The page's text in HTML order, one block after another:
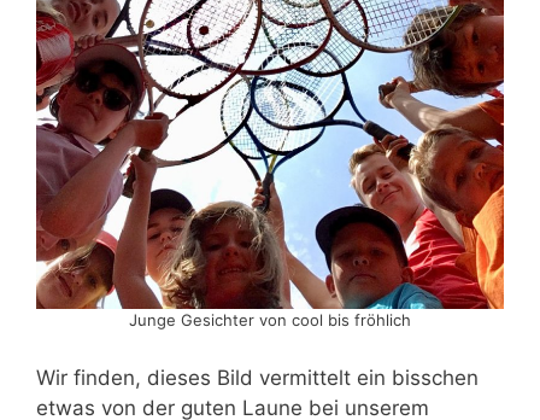
Junge Gesichter von cool bis fröhlich
Wir finden, dieses Bild vermittelt ein bisschen
etwas von der guten Laune bei unserem